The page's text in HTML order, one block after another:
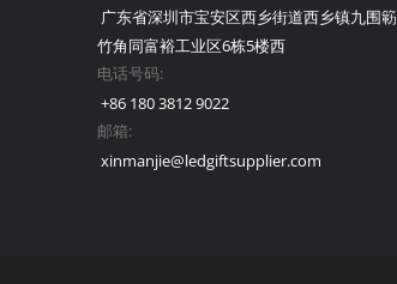
广东省深圳市宝安区西乡街道西乡镇九围簕
竹角同富裕工业区6栋5楼西
电话号码:
+86 180 3812 9022
邮箱:
xinmanjie@ledgiftsupplier.com